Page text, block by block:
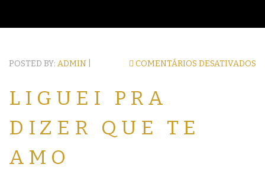
POSTED BY: ADMIN | COMENTÁRIOS DESATIVADOS
LIGUEI PRA
DIZER QUE TE
AMO